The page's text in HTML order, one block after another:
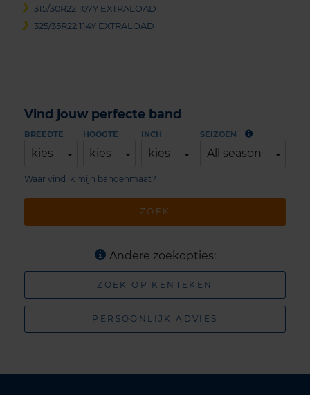
315/30R22 107Y EXTRALOAD
325/35R22 114Y EXTRALOAD
Vind jouw perfecte band
BREEDTE
kies
HOOGTE
kies
INCH
kies
SEIZOEN
All season
ZOEK
Waar vind ik mijn bandenmaat?
Andere zoekopties:
ZOEK OP KENTEKEN
PERSOONLIJK ADVIES